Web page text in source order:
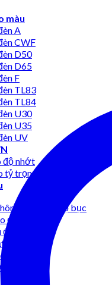
màu
A
CWF
D50
D65
F
TL83
TL84
U30
U35
UV
độ nhớt
tỷ trọng
chuẩn đo độ bục
độ bục giấy
độ bục
mẫu giấy
độ bóng